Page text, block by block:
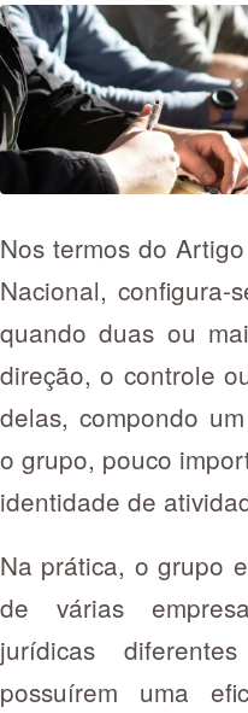
Nos termos do
Nacional, configura-
quando duas ou
direção, o controle
delas, compondo
o grupo, pouco
identidade de
Na prática, o grupo
de várias
jurídicas
possuírem uma